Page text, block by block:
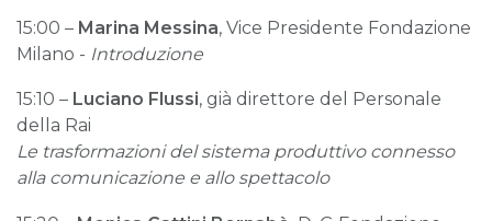
15:00 – Marina Messina, Vice Presidente Fondazione
Milano - Introduzione
15:10 – Luciano Flussi, già direttore del Personale
della Rai
Le trasformazioni del sistema produttivo connesso
alla comunicazione e allo spettacolo